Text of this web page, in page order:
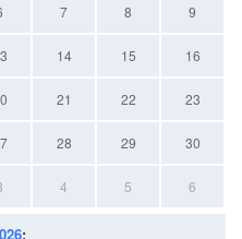
7 8 9
14 15 16
21 22 23
28 29 30
4 5 6
: